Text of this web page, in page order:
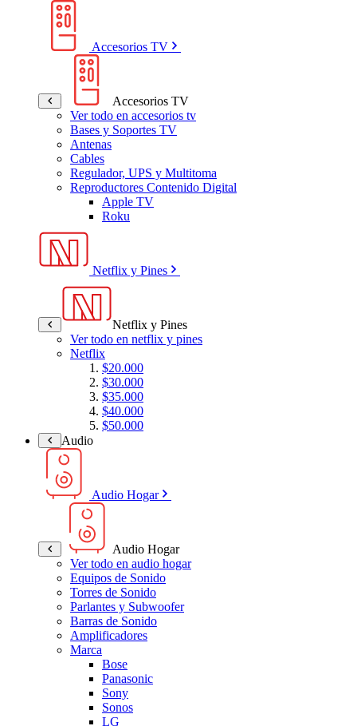
Accesorios TV
Accesorios TV
Ver todo en accesorios tv
Bases y Soportes TV
Antenas
Cables
Regulador, UPS y Multitoma
Reproductores Contenido Digital
Apple TV
Roku
Netflix y Pines
Netflix y Pines
Ver todo en netflix y pines
Netflix
$20.000
$30.000
$35.000
$40.000
$50.000
Audio
Audio Hogar
Audio Hogar
Ver todo en audio hogar
Equipos de Sonido
Torres de Sonido
Parlantes y Subwoofer
Barras de Sonido
Amplificadores
Marca
Bose
Panasonic
Sony
Sonos
LG